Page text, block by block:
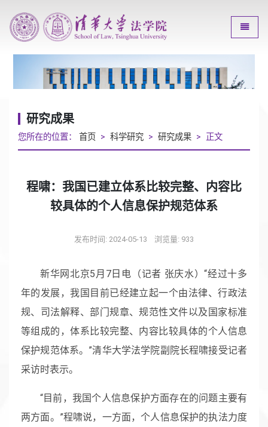
研究成果
您所在的位置： 首页 > 科学研究 > 研究成果 > 正文
程啸：我国已建立体系比较完整、内容比
较具体的个人信息保护规范体系
发布时间: 2024-05-13 浏览量: 933
新华网北京5月7日电（记者 张庆水）“经过十多
年的发展，我国目前已经建立起一个由法律、行政法
规、司法解释、部门规章、规范性文件以及国家标准
等组成的，体系比较完整、内容比较具体的个人信息
保护规范体系。”清华大学法学院副院长程啸接受记者
采访时表示。
“目前，我国个人信息保护方面存在的问题主要有
两方面。”程啸说，一方面，个人信息保护的执法力度